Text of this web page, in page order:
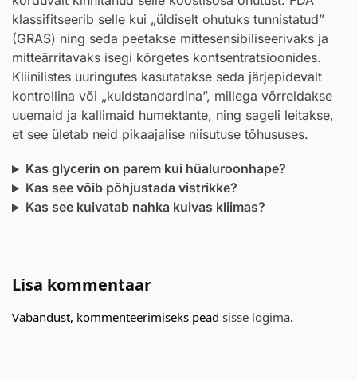
klassifitseerib selle kui „üldiselt ohutuks tunnistatud”
(GRAS) ning seda peetakse mittesensibiliseerivaks ja
mitteärritavaks isegi kõrgetes kontsentratsioonides.
Kliinilistes uuringutes kasutatakse seda järjepidevalt
kontrollina või „kuldstandardina”, millega võrreldakse
uuemaid ja kallimaid humektante, ning sageli leitakse,
et see ületab neid pikaajalise niisutuse tõhususes.
Kas glycerin on parem kui hüaluroonhape?
Kas see võib põhjustada vistrikke?
Kas see kuivatab nahka kuivas kliimas?
Lisa kommentaar
Vabandust, kommenteerimiseks pead sisse logima.